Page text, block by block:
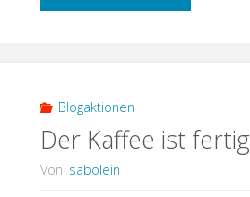
Schrank?"
Blogaktionen
Der Kaffee ist fertig
Von sabolein